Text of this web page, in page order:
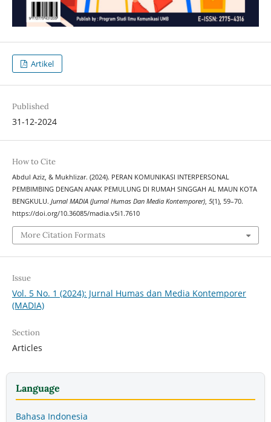
Artikel
Published
31-12-2024
How to Cite
Abdul Aziz, & Mukhlizar. (2024). PERAN KOMUNIKASI INTERPERSONAL
PEMBIMBING DENGAN ANAK PEMULUNG DI RUMAH SINGGAH AL MAUN KOTA
BENGKULU. Jurnal MADIA (Jurnal Humas Dan Media Kontemporer), 5(1), 59–70.
https://doi.org/10.36085/madia.v5i1.7610
More Citation Formats
Issue
Vol. 5 No. 1 (2024): Jurnal Humas dan Media Kontemporer
(MADIA)
Section
Articles
Language
Bahasa Indonesia